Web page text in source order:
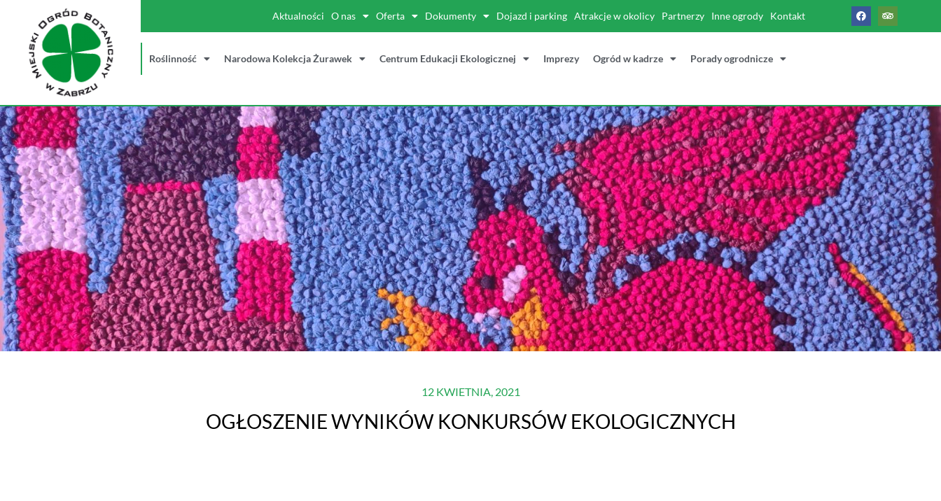
Aktualności O nas Oferta Dokumenty Dojazd i parking Atrakcje w okolicy Partnerzy Inne ogrody Kontakt
Roślinność Narodowa Kolekcja Żurawek Centrum Edukacji Ekologicznej Imprezy Ogród w kadrze Porady ogrodnicze
12 KWIETNIA, 2021
OGŁOSZENIE WYNIKÓW KONKURSÓW EKOLOGICZNYCH